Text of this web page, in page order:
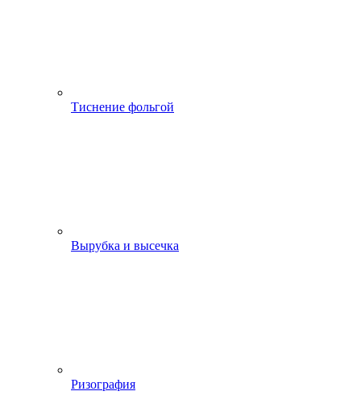
Тиснение фольгой
Вырубка и высечка
Ризография